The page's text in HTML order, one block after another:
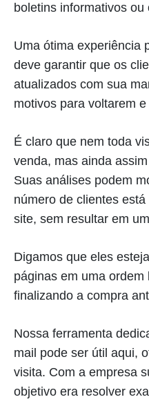
boletins informativos ou
Uma ótima experiência
deve garantir que os
atualizados com sua
motivos para voltarem
É claro que nem toda
venda, mas ainda
Suas análises podem
número de clientes
site, sem resultar em
Digamos que eles
páginas em uma
finalizando a compra
Nossa ferramenta
mail pode ser útil aqui,
visita. Com a empresa
objetivo era resolver